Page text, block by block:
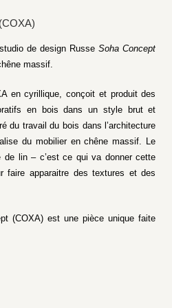
de design RusseSoha Concept
massif.
en cyrillique, conçoit et produit des
en bois dans un style brut et
du travail du bois dans l’architecture
du mobilier en chêne massif. Le
de lin – c’est ce qui va donner cette
apparaitre des textures et des
(COXA) est une pièce unique faite